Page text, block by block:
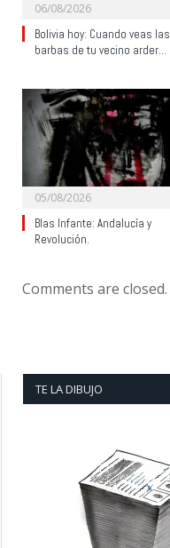
06/08/2026
Bolivia hoy: Cuando veas las
barbas de tu vecino arder…
05/08/2026
Blas Infante: Andalucía y
Revolución.
Comments are closed.
TE LA DIBUJO